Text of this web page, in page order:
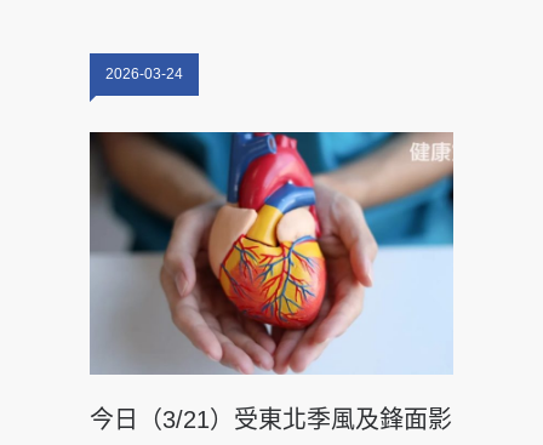
2026-03-24
今日（3/21）受東北季風及鋒面影